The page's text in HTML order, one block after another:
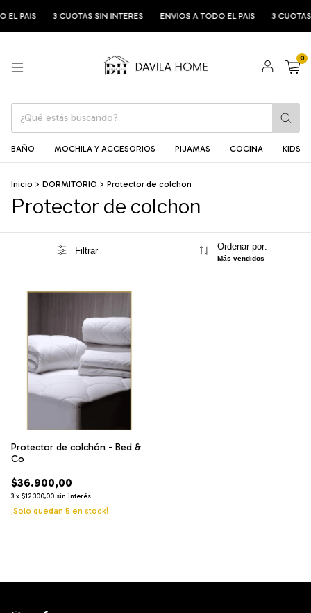
EL PAIS 3 CUOTAS SIN INTERES ENVIOS A TODO EL PAIS 3 CUOTAS
0
BAÑO MOCHILA Y ACCESORIOS PIJAMAS COCINA KIDS
Inicio > DORMITORIO > Protector de colchon
Protector de colchon
Filtrar Ordenar por:
Más vendidos
Protector de colchón - Bed &
Co
$36.900,00
3 x $12.300,00 sin interés
¡Solo quedan 5 en stock!